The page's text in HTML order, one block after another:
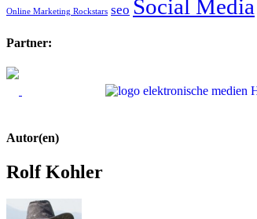
Online Marketing Rockstars seo Social Media
Partner:
Autor(en)
Rolf Kohler